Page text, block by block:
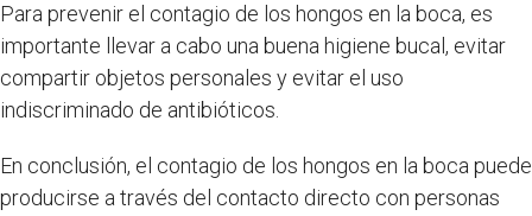
Para prevenir el contagio de los hongos en la boca, es
importante llevar a cabo una buena higiene bucal, evitar
compartir objetos personales y evitar el uso
indiscriminado de antibióticos.
En conclusión, el contagio de los hongos en la boca puede
producirse a través del contacto directo con personas